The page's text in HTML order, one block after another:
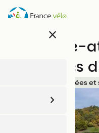
Aller
au
close
Le musée-
Confitures
Musées